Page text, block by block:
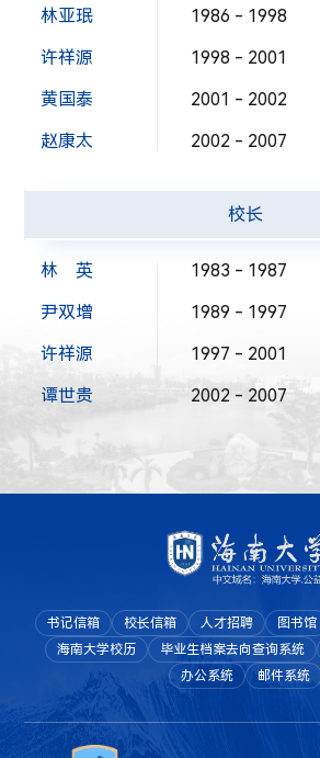
林亚珉
1986 - 1998
许祥源
1998 - 2001
黄国泰
2001 - 2002
赵康太
2002 - 2007
校长
林 英
1983 - 1987
尹双增
1989 - 1997
许祥源
1997 - 2001
谭世贵
2002 - 2007
书记信箱 校长信箱 人才招聘 图书馆
海南大学校历
毕业生档案去向查询系统
办公系统
邮件系统